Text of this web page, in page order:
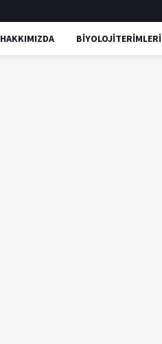
HAKKIMIZDA BİYOLOJİTERİMLERİ